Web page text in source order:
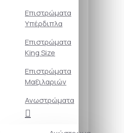
Επιστρώματα
Υπέρδιπλα
Επιστρώματα
King Size
Επιστρώματα
Μαξιλαριών
Ανωστρώματα